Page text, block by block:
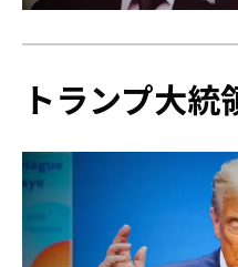
トランプ大